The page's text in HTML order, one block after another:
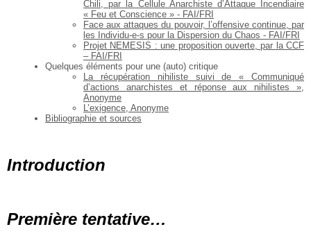
Chili, par la Cellule Anarchiste d’Attaque Incendiaire
« Feu et Conscience » - FAI/FRI
Face aux attaques du pouvoir, l’offensive continue, par
les Individu-e-s pour la Dispersion du Chaos - FAI/FRI
Projet NEMESIS : une proposition ouverte, par la CCF
– FAI/FRI
Quelques éléments pour une (auto) critique
La récupération nihiliste suivi de « Communiqué
d’actions anarchistes et réponse aux nihilistes »,
Anonyme
L’exigence, Anonyme
Bibliographie et sources
Introduction
Première tentative…